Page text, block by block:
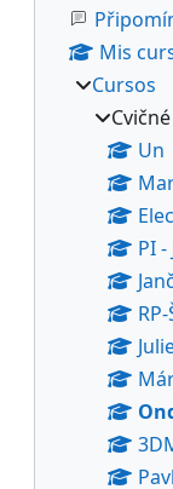
Mis
Cursos
Un
PI -